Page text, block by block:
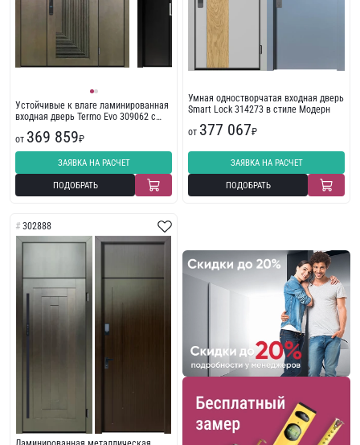
Устойчивые к влаге ламинированная
входная дверь Termo Evo 309062 с
от 369 859₽
ЗАЯВКА НА РАСЧЕТ
ПОДОБРАТЬ
Умная одностворчатая входная дверь
Smart Lock 314273 в стиле Модерн
от 377 067₽
ЗАЯВКА НА РАСЧЕТ
ПОДОБРАТЬ
302888